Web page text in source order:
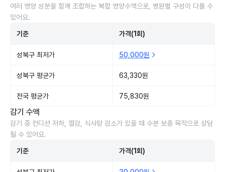
여러 영양 성분을 함께 조합하는 복합 영양수액으로, 병원별 구성이 다를 수
있어요.
기준 가격(1회)
성북구 최저가 50,000원
성북구 평균가 63,330원
전국 평균가 75,830원
감기 수액
감기 중 컨디션 저하, 열감, 식사량 감소가 있을 때 수분 보충 목적으로 상담
될 수 있어요.
기준 가격(1회)